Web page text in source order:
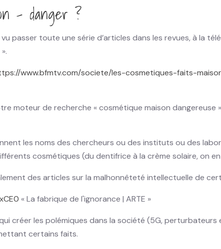
– danger ?
passer toute une série d’articles dans les revues, à la
www.bfmtv.com/societe/les-cosmetiques-faits-
moteur de recherche « cosmétique maison dangereuse
les noms des chercheurs ou des instituts ou des
cosmétiques (du dentifrice à la crème solaire, on
des articles sur la malhonnêteté intellectuelle de
« La fabrique de l'ignorance | ARTE »
créer les polémiques dans la société (5G,
certains faits.